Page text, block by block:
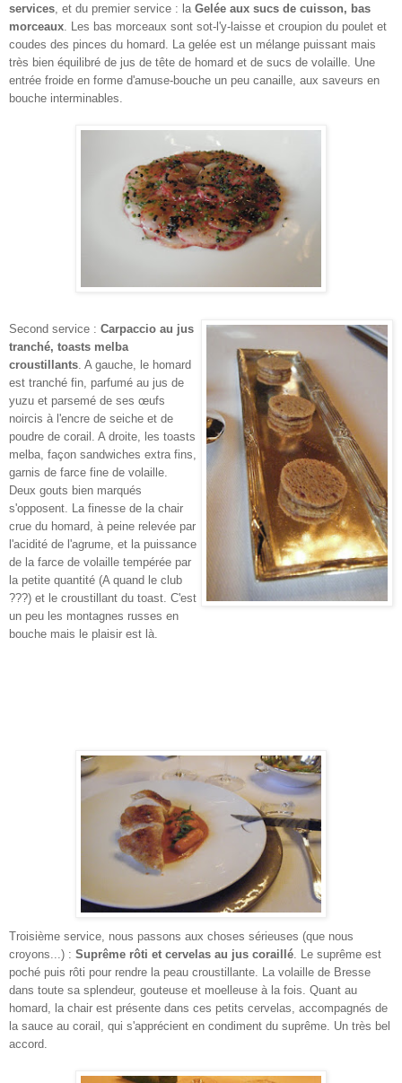
services , et du premier service : la Gelée aux sucs de cuisson, bas
morceaux . Les bas morceaux sont sot-l'y-laisse et croupion du poulet et
coudes des pinces du homard. La gelée est un mélange puissant mais
très bien équilibré de jus de tête de homard et de sucs de volaille. Une
entrée froide en forme d'amuse-bouche un peu canaille, aux saveurs en
bouche interminables.
Second service : Carpaccio au jus
tranché, toasts melba
croustillants . A gauche, le homard
est tranché fin, parfumé au jus de
yuzu et parsemé de ses œufs
noircis à l'encre de seiche et de
poudre de corail. A droite, les toasts
melba, façon sandwiches extra fins,
garnis de farce fine de volaille.
Deux gouts bien marqués
s'opposent. La finesse de la chair
crue du homard, à peine relevée par
l'acidité de l'agrume, et la puissance
de la farce de volaille tempérée par
la petite quantité (A quand le club
???) et le croustillant du toast. C'est
un peu les montagnes russes en
bouche mais le plaisir est là.
Troisième service, nous passons aux choses sérieuses (que nous
croyons...) : Suprême rôti et cervelas au jus coraillé . Le suprême est
poché puis rôti pour rendre la peau croustillante. La volaille de Bresse
dans toute sa splendeur, gouteuse et moelleuse à la fois. Quant au
homard, la chair est présente dans ces petits cervelas, accompagnés de
la sauce au corail, qui s'apprécient en condiment du suprême. Un très bel
accord.